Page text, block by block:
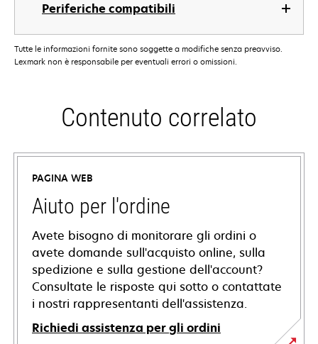
Periferiche compatibili
Tutte le informazioni fornite sono soggette a modifiche senza preavviso.
Lexmark non è responsabile per eventuali errori o omissioni.
Contenuto correlato
PAGINA WEB
Aiuto per l'ordine
Avete bisogno di monitorare gli ordini o
avete domande sull'acquisto online, sulla
spedizione e sulla gestione dell'account?
Consultate le risposte qui sotto o contattate
i nostri rappresentanti dell'assistenza.
Richiedi assistenza per gli ordini